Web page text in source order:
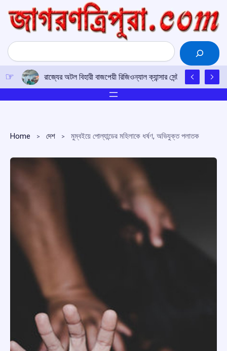
content
Search
রাজ্যের অটল বিহারী বাজপেয়ী রিজিওন্যাল ক্যান্সার সেন্টারে উত্তর-
Home দেশ মুম্বইয়ে পোল্যান্ডের মহিলাকে ধর্ষণ, অভিযুক্ত পলাতক